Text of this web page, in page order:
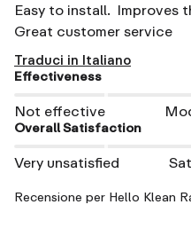
Easy to install.  Improves
Great customer service
Traduci in Italiano
Effectiveness
Not effective
Overall Satisfaction
Very unsatisfied
Recensione per Hello Klean